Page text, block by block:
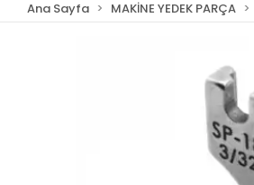
Ana Sayfa MAKİNE YEDEK PARÇA